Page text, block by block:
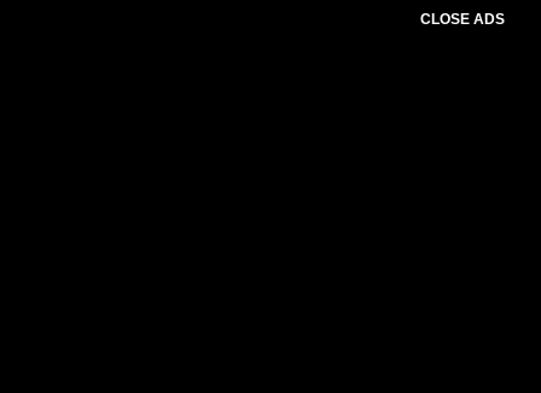
CLOSE ADS